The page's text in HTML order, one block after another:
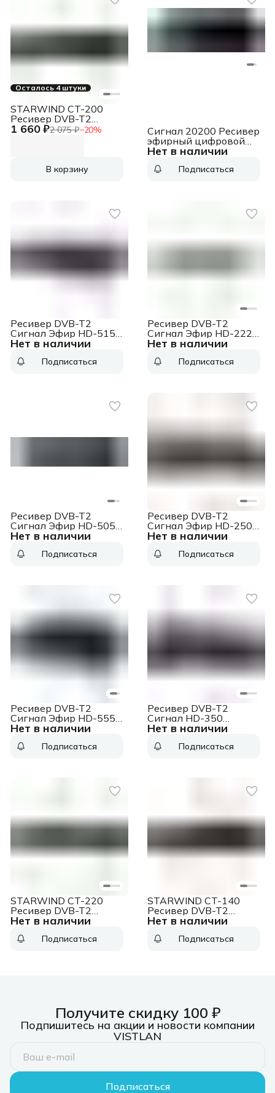
Осталось 4 штуки
1 660 ₽2 075 ₽−20%
STARWIND CT-200
Ресивер DVB-T2
черный
В корзину
Нет в наличии
Сигнал 20200 Ресивер
эфирный цифровой
DVB-T2 HD HD-600RU
Подписаться
Нет в наличии
Ресивер DVB-T2
Сигнал Эфир HD-515
черный
Подписаться
Нет в наличии
Ресивер DVB-T2
Сигнал Эфир HD-222
черный
Подписаться
Нет в наличии
Ресивер DVB-T2
Сигнал Эфир HD-505
черный
Подписаться
Нет в наличии
Ресивер DVB-T2
Сигнал Эфир HD-250
черный
Подписаться
Нет в наличии
Ресивер DVB-T2
Сигнал Эфир HD-555
черный
Подписаться
Нет в наличии
Ресивер DVB-T2
Сигнал HD-350
черный
Подписаться
Нет в наличии
STARWIND CT-220
Ресивер DVB-T2
черный
Подписаться
Нет в наличии
STARWIND CT-140
Ресивер DVB-T2
черный
Подписаться
Получите скидку 100 ₽
Подпишитесь на акции и новости компании
VISTLAN
Подписаться